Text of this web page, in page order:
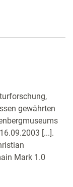
gewährten
[...].
Mark 1.0